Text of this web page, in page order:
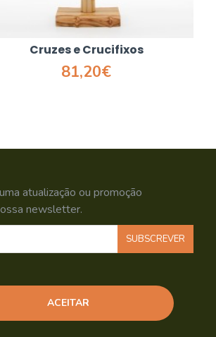
Cruzes e Crucifixos
81,20€
atualização ou promoção
newsletter.
SUBSCREVER
ACEITAR
tráfego.